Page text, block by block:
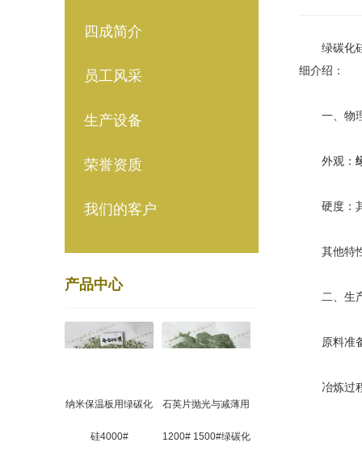
四成简介
员工风采
生产设备
荣誉资质
我们的客户
产品中心
纳米保温板用绿碳化
硅4000#
石英片抛光与减薄用
1200# 1500#绿碳化
绿碳化硅
细介绍：
一、物
外观：
硬度：其
其他特性
二、生
原料准备
冶炼过程